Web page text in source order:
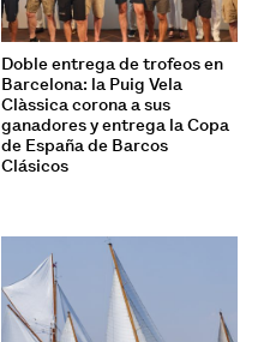
Doble entrega de trofeos en
Barcelona: la Puig Vela
Clàssica corona a sus
ganadores y entrega la Copa
de España de Barcos
Clásicos